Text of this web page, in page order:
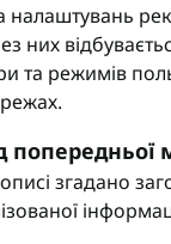
налаштувань
них
та режимів
попередньої
згадано